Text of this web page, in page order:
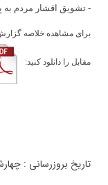
- تشویق اقشار مردم به
مقابل را دانلود کنید:
تاریخ بروزرسانی : چهارشنبه 22